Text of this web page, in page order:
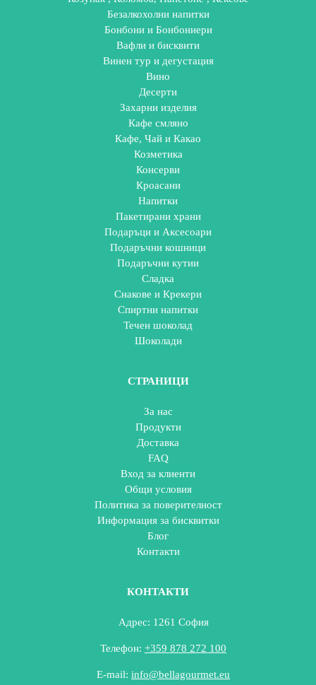
Безалкохолни напитки
Бонбони и Бонбониери
Вафли и бисквити
Винен тур и дегустация
Вино
Десерти
Захарни изделия
Кафе смляно
Кафе, Чай и Какао
Козметика
Консерви
Кроасани
Напитки
Пакетирани храни
Подаръци и Аксесоари
Подаръчни кошници
Подаръчни кутии
Сладка
Снакове и Крекери
Спиртни напитки
Течен шоколад
Шоколади
СТРАНИЦИ
За нас
Продукти
Доставка
FAQ
Вход за клиенти
Общи условия
Политика за поверителност
Информация за бисквитки
Блог
Контакти
КОНТАКТИ
Адрес: 1261 София
Телефон: +359 878 272 100
E-mail: info@bellagourmet.eu